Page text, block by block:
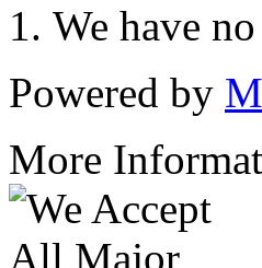
We have
Powered by
More